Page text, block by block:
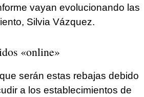
vayan evolucionando las
Silvia Vázquez.
«online»
serán estas rebajas debido
a los establecimientos de